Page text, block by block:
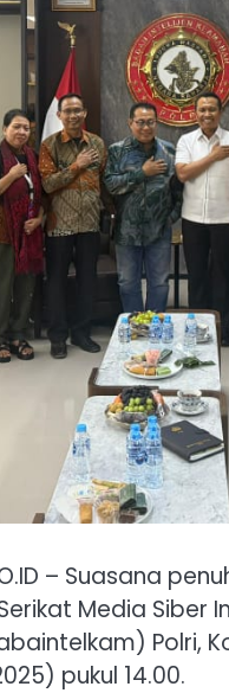
– Suasana
Media Siber
Polri,
pukul 14.00.